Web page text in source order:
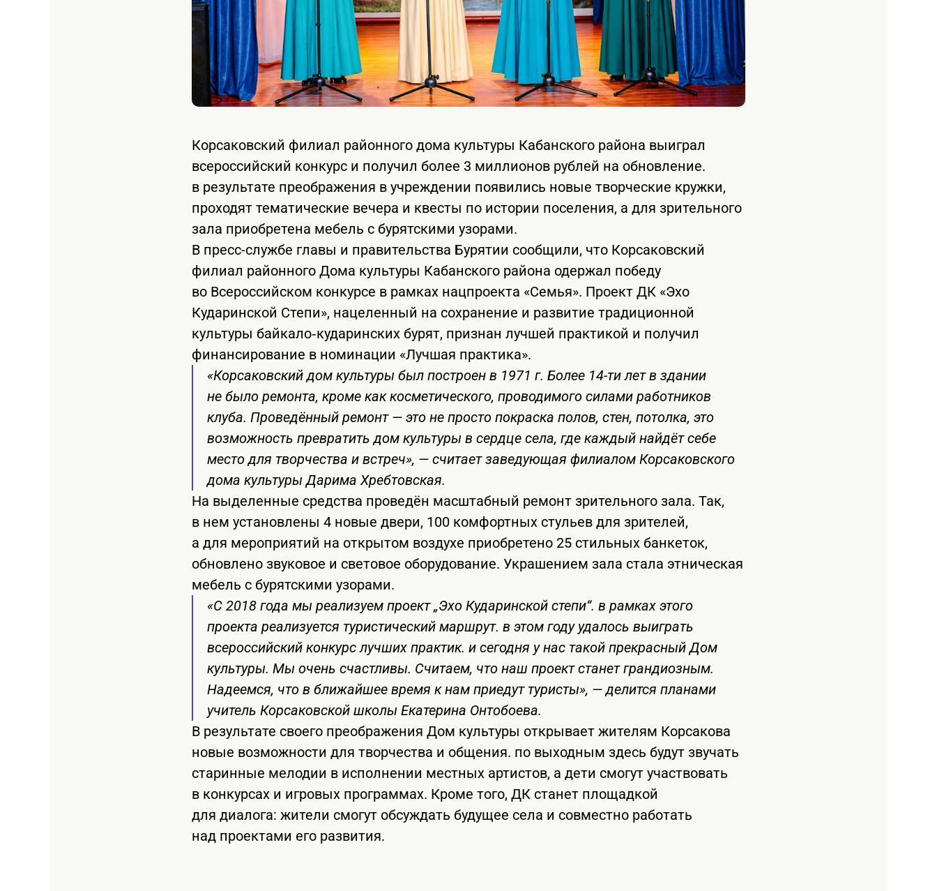
Корсаковский филиал районного дома культуры Кабанского района выиграл
всероссийский конкурс и получил более 3 миллионов рублей на обновление.
в результате преображения в учреждении появились новые творческие кружки,
проходят тематические вечера и квесты по истории поселения, а для зрительного
зала приобретена мебель с бурятскими узорами.
В пресс-службе главы и правительства Бурятии сообщили, что Корсаковский
филиал районного Дома культуры Кабанского района одержал победу
во Всероссийском конкурсе в рамках нацпроекта «Семья». Проект ДК «Эхо
Кударинской Степи», нацеленный на сохранение и развитие традиционной
культуры байкало‑кударинских бурят, признан лучшей практикой и получил
финансирование в номинации «Лучшая практика».
«Корсаковский дом культуры был построен в 1971 г. Более 14-ти лет в здании
не было ремонта, кроме как косметического, проводимого силами работников
клуба. Проведённый ремонт — это не просто покраска полов, стен, потолка, это
возможность превратить дом культуры в сердце села, где каждый найдёт себе
место для творчества и встреч», — считает заведующая филиалом Корсаковского
дома культуры Дарима Хребтовская.
На выделенные средства проведён масштабный ремонт зрительного зала. Так,
в нем установлены 4 новые двери, 100 комфортных стульев для зрителей,
а для мероприятий на открытом воздухе приобретено 25 стильных банкеток,
обновлено звуковое и световое оборудование. Украшением зала стала этническая
мебель с бурятскими узорами.
«С 2018 года мы реализуем проект „Эхо Кударинской степи“. в рамках этого
проекта реализуется туристический маршрут. в этом году удалось выиграть
всероссийский конкурс лучших практик. и сегодня у нас такой прекрасный Дом
культуры. Мы очень счастливы. Считаем, что наш проект станет грандиозным.
Надеемся, что в ближайшее время к нам приедут туристы», — делится планами
учитель Корсаковской школы Екатерина Онтобоева.
В результате своего преображения Дом культуры открывает жителям Корсакова
новые возможности для творчества и общения. по выходным здесь будут звучать
старинные мелодии в исполнении местных артистов, а дети смогут участвовать
в конкурсах и игровых программах. Кроме того, ДК станет площадкой
для диалога: жители смогут обсуждать будущее села и совместно работать
над проектами его развития.